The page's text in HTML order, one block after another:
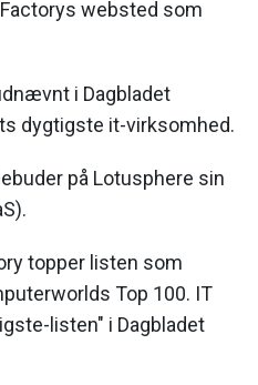
websted som
i Dagbladet
dygtigste it-virksomhed.
på Lotusphere sin
topper listen som
Top 100. IT
listen" i Dagbladet